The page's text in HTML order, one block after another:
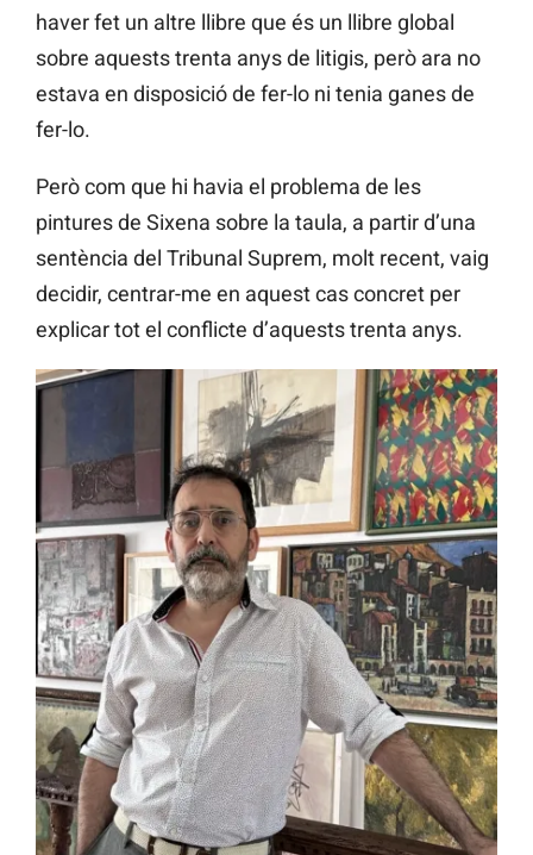
haver fet un altre llibre que és un llibre global
sobre aquests trenta anys de litigis, però ara no
estava en disposició de fer-lo ni tenia ganes de
fer-lo.
Però com que hi havia el problema de les
pintures de Sixena sobre la taula, a partir d’una
sentència del Tribunal Suprem, molt recent, vaig
decidir, centrar-me en aquest cas concret per
explicar tot el conflicte d’aquests trenta anys.